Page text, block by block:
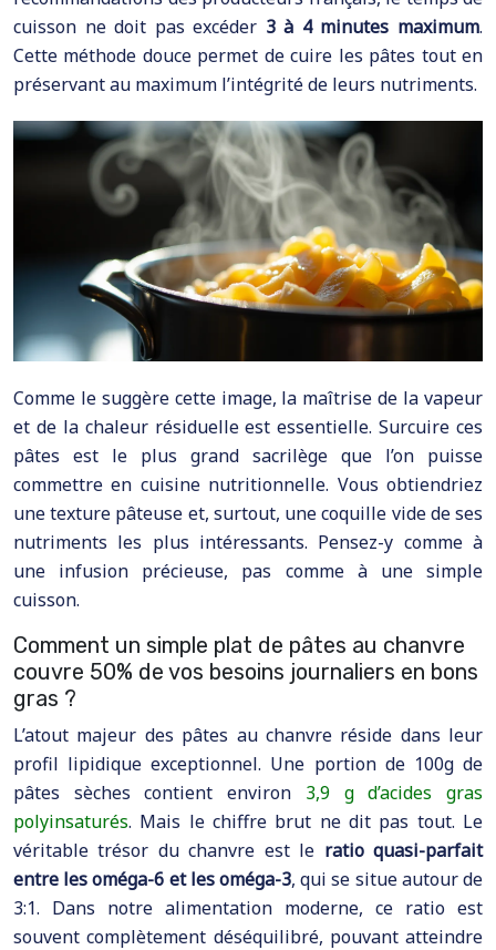
cuisson ne doit pas excéder 3 à 4 minutes maximum.
Cette méthode douce permet de cuire les pâtes tout en
préservant au maximum l’intégrité de leurs nutriments.
Comme le suggère cette image, la maîtrise de la vapeur
et de la chaleur résiduelle est essentielle. Surcuire ces
pâtes est le plus grand sacrilège que l’on puisse
commettre en cuisine nutritionnelle. Vous obtiendriez
une texture pâteuse et, surtout, une coquille vide de ses
nutriments les plus intéressants. Pensez-y comme à
une infusion précieuse, pas comme à une simple
cuisson.
Comment un simple plat de pâtes au chanvre
couvre 50% de vos besoins journaliers en bons
gras ?
L’atout majeur des pâtes au chanvre réside dans leur
profil lipidique exceptionnel. Une portion de 100g de
pâtes sèches contient environ 3,9 g d’acides gras
polyinsaturés. Mais le chiffre brut ne dit pas tout. Le
véritable trésor du chanvre est le ratio quasi-parfait
entre les oméga-6 et les oméga-3, qui se situe autour de
3:1. Dans notre alimentation moderne, ce ratio est
souvent complètement déséquilibré, pouvant atteindre